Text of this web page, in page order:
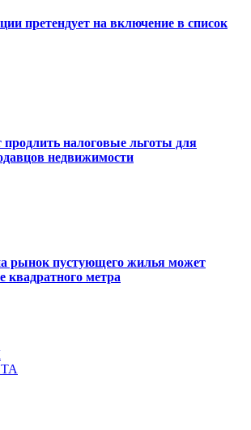
претендует на включение в список
продлить налоговые льготы для
недвижимости
рынок пустующего жилья может
квадратного метра